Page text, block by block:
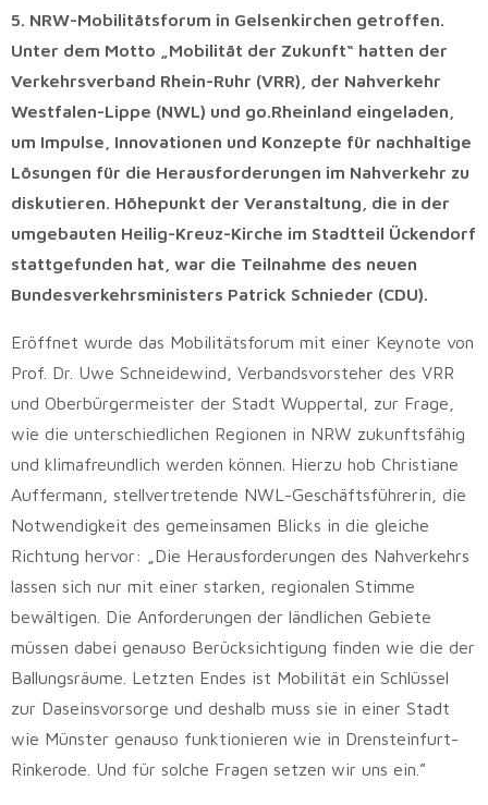
5. NRW-Mobilitätsforum in Gelsenkirchen getroffen.
Unter dem Motto „Mobilität der Zukunft“ hatten der
Verkehrsverband Rhein-Ruhr (VRR), der Nahverkehr
Westfalen-Lippe (NWL) und go.Rheinland eingeladen,
um Impulse, Innovationen und Konzepte für nachhaltige
Lösungen für die Herausforderungen im Nahverkehr zu
diskutieren. Höhepunkt der Veranstaltung, die in der
umgebauten Heilig-Kreuz-Kirche im Stadtteil Ückendorf
stattgefunden hat, war die Teilnahme des neuen
Bundesverkehrsministers Patrick Schnieder (CDU).
Eröffnet wurde das Mobilitätsforum mit einer Keynote von
Prof. Dr. Uwe Schneidewind, Verbandsvorsteher des VRR
und Oberbürgermeister der Stadt Wuppertal, zur Frage,
wie die unterschiedlichen Regionen in NRW zukunftsfähig
und klimafreundlich werden können. Hierzu hob Christiane
Auffermann, stellvertretende NWL-Geschäftsführerin, die
Notwendigkeit des gemeinsamen Blicks in die gleiche
Richtung hervor: „Die Herausforderungen des Nahverkehrs
lassen sich nur mit einer starken, regionalen Stimme
bewältigen. Die Anforderungen der ländlichen Gebiete
müssen dabei genauso Berücksichtigung finden wie die der
Ballungsräume. Letzten Endes ist Mobilität ein Schlüssel
zur Daseinsvorsorge und deshalb muss sie in einer Stadt
wie Münster genauso funktionieren wie in Drensteinfurt-
Rinkerode. Und für solche Fragen setzen wir uns ein.”